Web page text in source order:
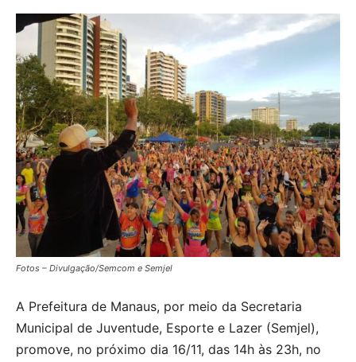
Fotos – Divulgação/Semcom e Semjel
A Prefeitura de Manaus, por meio da Secretaria
Municipal de Juventude, Esporte e Lazer (Semjel),
promove, no próximo dia 16/11, das 14h às 23h, no